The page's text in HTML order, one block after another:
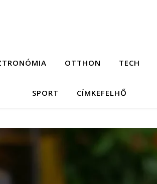
OTTHON TECH
SPORT CÍMKEFELHŐ